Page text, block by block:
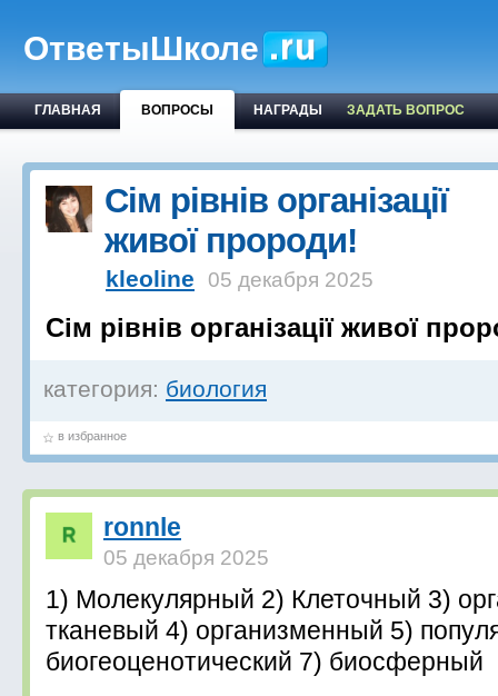
ОтветыШколе
ГЛАВНАЯ ВОПРОСЫ НАГРАДЫ ЗАДАТЬ ВОПРОС
Сім рівнів організації
живої пророди!
kleoline 05 декабря 2025
Сім рівнів організації живої
категория: биология
в избранное
ronnle
05 декабря 2025
1) Молекулярный 2) Клеточный 3)
тканевый 4) организменный 5)
биогеоценотический 7) биосферный